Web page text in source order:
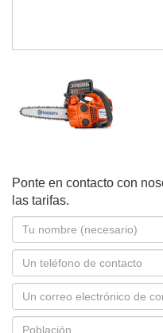
Ponte en contacto con
las tarifas.
Nombre
*
Teléfono
Correo
electrónico
Población